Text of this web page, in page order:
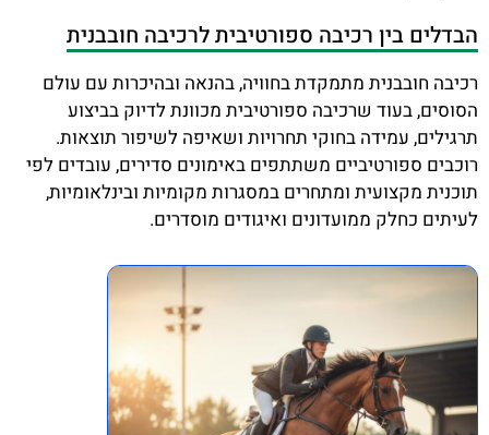
הבדלים בין רכיבה ספורטיבית לרכיבה חובבנית
רכיבה חובבנית מתמקדת בחוויה, בהנאה ובהיכרות עם עולם
הסוסים, בעוד שרכיבה ספורטיבית מכוונת לדיוק בביצוע
תרגילים, עמידה בחוקי תחרויות ושאיפה לשיפור תוצאות.
רוכבים ספורטיביים משתתפים באימונים סדירים, עובדים לפי
תוכנית מקצועית ומתחרים במסגרות מקומיות ובינלאומיות,
לעיתים כחלק ממועדונים ואיגודים מוסדרים.